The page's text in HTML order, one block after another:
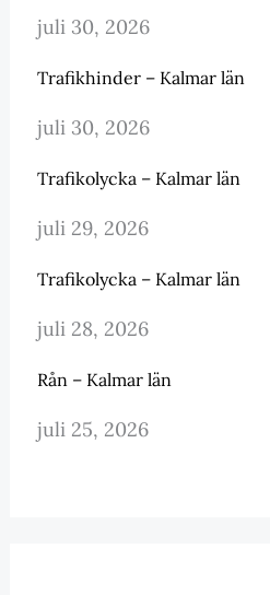
juli 30, 2026
Trafikhinder – Kalmar län
juli 30, 2026
Trafikolycka – Kalmar län
juli 29, 2026
Trafikolycka – Kalmar län
juli 28, 2026
Rån – Kalmar län
juli 25, 2026